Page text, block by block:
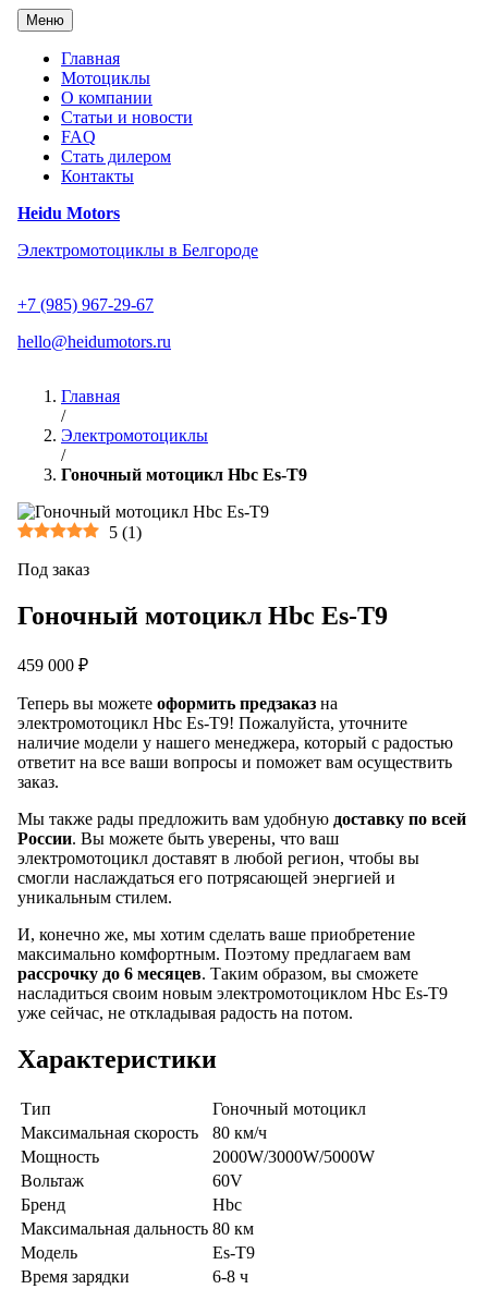
Перейти
содержанию
Heidu Motors
Электромотоциклы в Белгороде
+7 (985) 967-29-67
hello@heidumotors.ru
Меню
Главная
Мотоциклы
О компании
Статьи и новости
FAQ
Стать дилером
Контакты
Главная
/
Электромотоциклы
/
Гоночный мотоцикл Hbc Es-T9
5 (1)
Под заказ
Гоночный мотоцикл Hbc Es-T9
459 000 ₽
Теперь вы можете оформить предзаказ на
электромотоцикл Hbc Es-T9! Пожалуйста, уточните
наличие модели у нашего менеджера, который с радостью
ответит на все ваши вопросы и поможет вам осуществить
заказ.
Мы также рады предложить вам удобную доставку по всей
России. Вы можете быть уверены, что ваш
электромотоцикл доставят в любой регион, чтобы вы
смогли наслаждаться его потрясающей энергией и
уникальным стилем.
И, конечно же, мы хотим сделать ваше приобретение
максимально комфортным. Поэтому предлагаем вам
рассрочку до 6 месяцев. Таким образом, вы сможете
насладиться своим новым электромотоциклом Hbc Es-T9
уже сейчас, не откладывая радость на потом.
Характеристики
Тип
Гоночный мотоцикл
Максимальная скорость
80 км/ч
Мощность
2000W/3000W/5000W
Вольтаж
60V
Бренд
Hbc
Максимальная дальность 80 км
Модель
Es-T9
Время зарядки
6-8 ч